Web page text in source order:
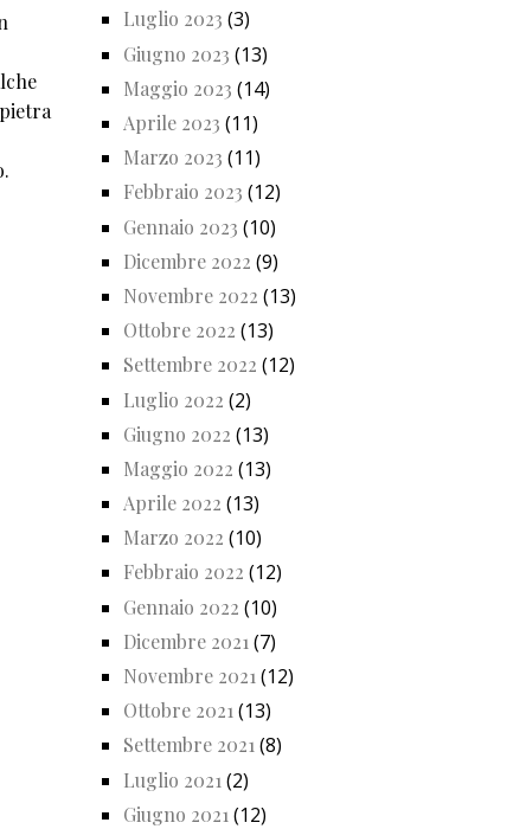
Luglio 2023 (3)
Giugno 2023 (13)
Maggio 2023 (14)
Aprile 2023 (11)
Marzo 2023 (11)
Febbraio 2023 (12)
Gennaio 2023 (10)
Dicembre 2022 (9)
Novembre 2022 (13)
Ottobre 2022 (13)
Settembre 2022 (12)
Luglio 2022 (2)
Giugno 2022 (13)
Maggio 2022 (13)
Aprile 2022 (13)
Marzo 2022 (10)
Febbraio 2022 (12)
Gennaio 2022 (10)
Dicembre 2021 (7)
Novembre 2021 (12)
Ottobre 2021(13)
Settembre 2021(8)
Luglio 2021 (2)
Giugno 2021 (12)